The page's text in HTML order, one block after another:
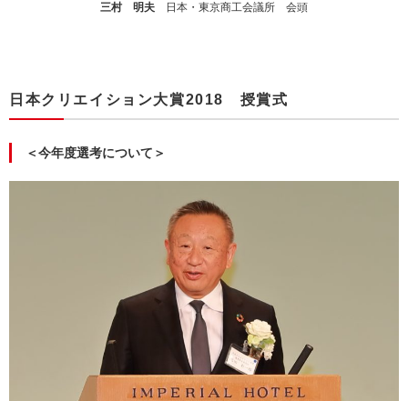
三村 明夫 日本・東京商工会議所 会頭
日本クリエイション大賞2018 授賞式
＜今年度選考について＞